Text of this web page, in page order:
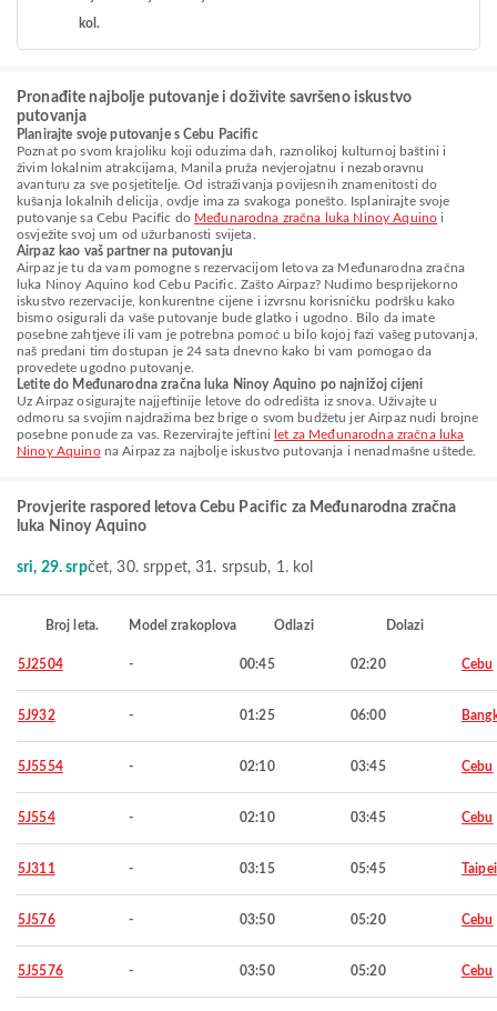
kol.
Pronađite najbolje putovanje i doživite savršeno iskustvo
putovanja
Planirajte svoje putovanje s Cebu Pacific
Poznat po svom krajoliku koji oduzima dah, raznolikoj kulturnoj baštini i
živim lokalnim atrakcijama, Manila pruža nevjerojatnu i nezaboravnu
avanturu za sve posjetitelje. Od istraživanja povijesnih znamenitosti do
kušanja lokalnih delicija, ovdje ima za svakoga ponešto. Isplanirajte svoje
putovanje sa Cebu Pacific do Međunarodna zračna luka Ninoy Aquino i
osvježite svoj um od užurbanosti svijeta.
Airpaz kao vaš partner na putovanju
Airpaz je tu da vam pomogne s rezervacijom letova za Međunarodna zračna
luka Ninoy Aquino kod Cebu Pacific. Zašto Airpaz? Nudimo besprijekorno
iskustvo rezervacije, konkurentne cijene i izvrsnu korisničku podršku kako
bismo osigurali da vaše putovanje bude glatko i ugodno. Bilo da imate
posebne zahtjeve ili vam je potrebna pomoć u bilo kojoj fazi vašeg putovanja,
naš predani tim dostupan je 24 sata dnevno kako bi vam pomogao da
provedete ugodno putovanje.
Letite do Međunarodna zračna luka Ninoy Aquino po najnižoj cijeni
Uz Airpaz osigurajte najjeftinije letove do odredišta iz snova. Uživajte u
odmoru sa svojim najdražima bez brige o svom budžetu jer Airpaz nudi brojne
posebne ponude za vas. Rezervirajte jeftini let za Međunarodna zračna luka
Ninoy Aquinona Airpaz za najbolje iskustvo putovanja i nenadmašne uštede.
Provjerite raspored letova Cebu Pacific za Međunarodna zračna
luka Ninoy Aquino
sri, 29. srpčet, 30. srppet, 31. srpsub, 1. kol
Broj leta. Model zrakoplova Odlazi Dolazi
5J2504 - 00:45 02:20 Cebu
5J932 - 01:25 06:00
5J5554 - 02:10 03:45 Cebu
5J554 - 02:10 03:45 Cebu
5J311 - 03:15 05:45 Taipei
5J576 - 03:50 05:20 Cebu
5J5576 - 03:50 05:20 Cebu